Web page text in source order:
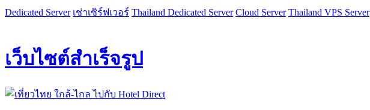
Dedicated Server เช่าเซิร์ฟเวอร์ Thailand Dedicated Server Cloud Server Thailand VPS Server
เว็บไซต์สำเร็จรูป